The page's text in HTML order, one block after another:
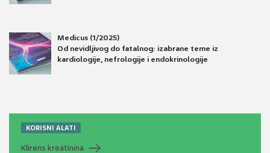
Medicus (1/2025)
Od nevidljivog do fatalnog: izabrane teme iz
kardiologije, nefrologije i endokrinologije
KORISNI ALATI
Klirens kreatinina